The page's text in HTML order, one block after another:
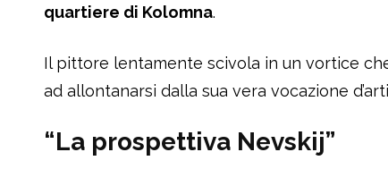
quartiere di Kolomna.
Il pittore lentamente scivola in un vortice
ad allontanarsi dalla sua vera vocazione
“La prospettiva Nevskij”